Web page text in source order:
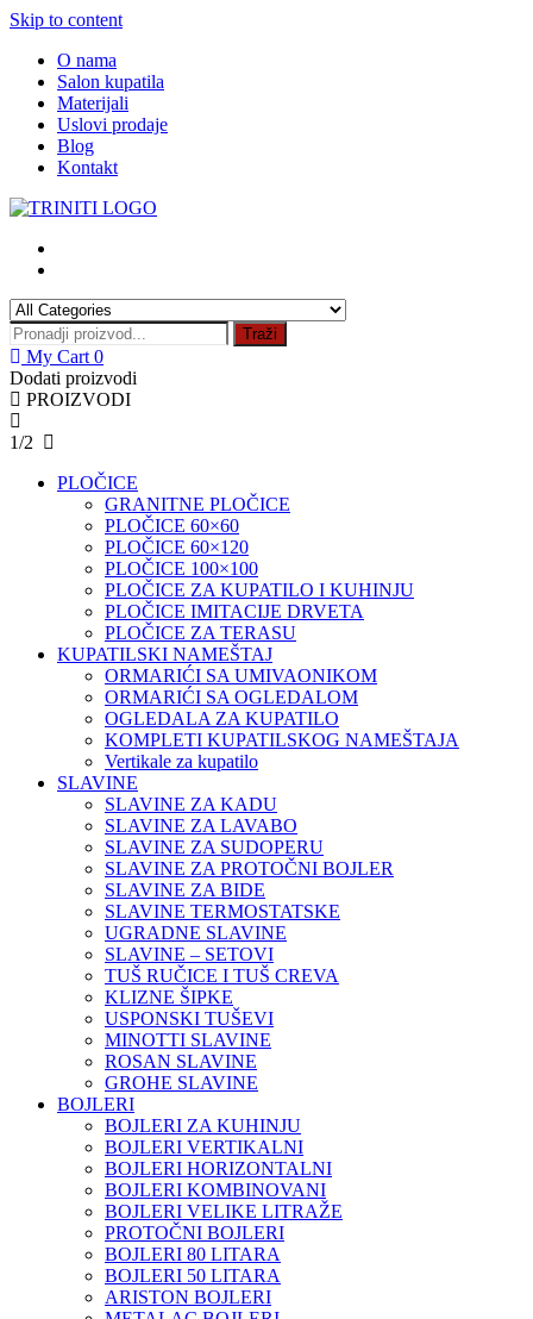
Skip to content
O nama
Salon kupatila
Materijali
Uslovi prodaje
Blog
Kontakt
Traži
My Cart 0
Dodati proizvodi
PROIZVODI
1/2
PLOČICE
GRANITNE PLOČICE
PLOČICE 60×60
PLOČICE 60×120
PLOČICE 100×100
PLOČICE ZA KUPATILO I KUHINJU
PLOČICE IMITACIJE DRVETA
PLOČICE ZA TERASU
KUPATILSKI NAMEŠTAJ
ORMARIĆI SA UMIVAONIKOM
ORMARIĆI SA OGLEDALOM
OGLEDALA ZA KUPATILO
KOMPLETI KUPATILSKOG NAMEŠTAJA
Vertikale za kupatilo
SLAVINE
SLAVINE ZA KADU
SLAVINE ZA LAVABO
SLAVINE ZA SUDOPERU
SLAVINE ZA PROTOČNI BOJLER
SLAVINE ZA BIDE
SLAVINE TERMOSTATSKE
UGRADNE SLAVINE
SLAVINE – SETOVI
TUŠ RUČICE I TUŠ CREVA
KLIZNE ŠIPKE
USPONSKI TUŠEVI
MINOTTI SLAVINE
ROSAN SLAVINE
GROHE SLAVINE
BOJLERI
BOJLERI ZA KUHINJU
BOJLERI VERTIKALNI
BOJLERI HORIZONTALNI
BOJLERI KOMBINOVANI
BOJLERI VELIKE LITRAŽE
PROTOČNI BOJLERI
BOJLERI 80 LITARA
BOJLERI 50 LITARA
ARISTON BOJLERI